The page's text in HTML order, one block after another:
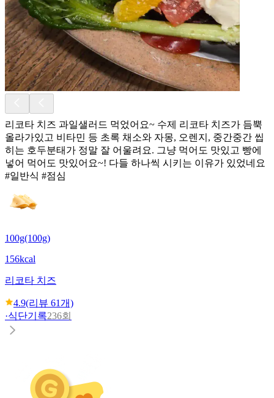
리코타 치즈 과일샐러드 먹었어요~ 수제 리코타 치즈가 듬뿍
올라가있고 비타민 등 초록 채소와 자몽, 오렌지, 중간중간 씹
히는 호두분태가 정말 잘 어울려요. 그냥 먹어도 맛있고 빵에
넣어 먹어도 맛있어요~! 다들 하나씩 시키는 이유가 있었네요
#일반식 #점심
100g(100g)
156kcal
리코타 치즈
4.9(리뷰 61개)
·식단기록236회